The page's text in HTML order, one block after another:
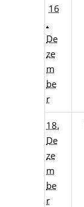
16
.
De
ze
m
be
r
18.
De
ze
m
be
r